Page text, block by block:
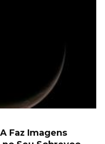
Faz Imagens